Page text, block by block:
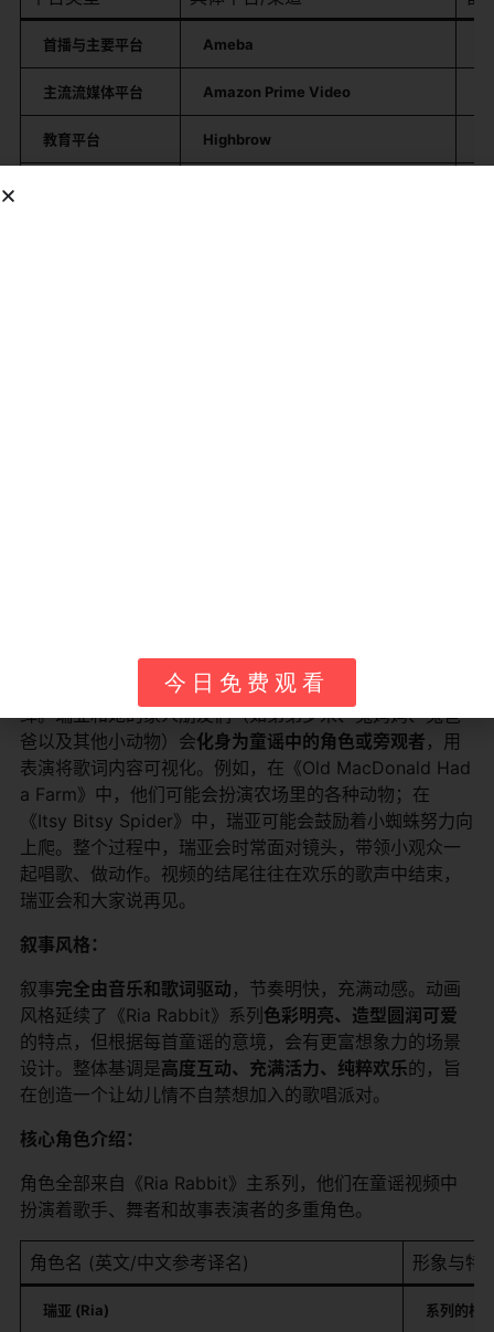
首播与主要平台 Ameba
主流流媒体平台 Amazon Prime Video
教育平台 Highbrow
身份出现。她通常以欢快的片头曲开场，然后介绍本集要
唱的童谣。接着，动画会无缝切入对这首童谣的生动演
绎。瑞亚和她的家人朋友们（如弟弟罗米、兔妈妈、兔爸
爸以及其他小动物）会化身为童谣中的角色或旁观者 ，用
表演将歌词内容可视化。例如，在《Old MacDonald Had
a Farm》中，他们可能会扮演农场里的各种动物；在
《Itsy Bitsy Spider》中，瑞亚可能会鼓励着小蜘蛛努力向
上爬。整个过程中，瑞亚会时常面对镜头，带领小观众一
起唱歌、做动作。视频的结尾往往在欢乐的歌声中结束，
瑞亚会和大家说再见。
叙事风格：
叙事完全由音乐和歌词驱动 ，节奏明快，充满动感。动画
风格延续了《Ria Rabbit》系列 色彩明亮、造型圆润可爱
的特点，但根据每首童谣的意境，会有更富想象力的场景
设计。整体基调是高度互动、充满活力、纯粹欢乐的，旨
在创造一个让幼儿情不自禁想加入的歌唱派对。
核心角色介绍：
角色全部来自《Ria Rabbit》主系列，他们在童谣视频中
扮演着歌手、舞者和故事表演者的多重角色。
角色名 (英文/中文参考译名) 形象与特
瑞亚 (Ria) 系列的核
今日免费观看